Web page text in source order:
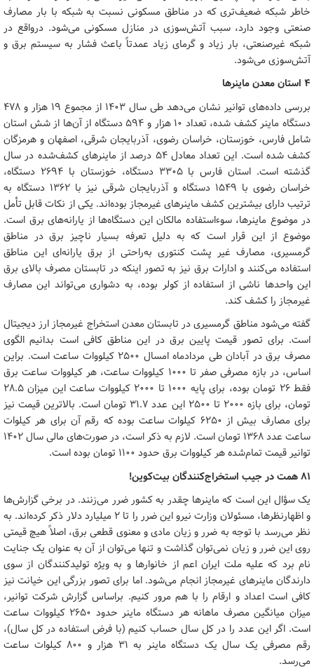
خاطر شبکه ضعیف‌تری که در مناطق مسکونی نسبت به شبکه با بار مصارف
صنعتی وجود دارد، سبب آتش‌سوزی در منازل مسکونی می‌شود. درواقع در
شبکه غیرصنعتی، بار زیاد و گرمای زیاد عمدتاً باعث فشار به سیستم برق و
آتش‌سوزی می‌شود.
۴ استان معدن ماینرها
بررسی داده‌های توانیر نشان می‌دهد طی سال ۱۴۰۳ از مجموع ۱۹ هزار و ۴۷۸
دستگاه ماینر کشف شده، تعداد ۱۰ هزار و ۵۹۴ دستگاه از آن‌ها از شش استان
شامل فارس، خوزستان، خراسان رضوی، آذربایجان شرقی، اصفهان و هرمزگان
کشف شده است. این تعداد معادل ۵۴ درصد از ماینرهای کشف‌شده در سال
گذشته است. استان فارس با ۳۳۰۵ دستگاه، خوزستان با ۲۶۹۴ دستگاه،
خراسان رضوی با ۱۵۴۹ دستگاه و آذربایجان شرقی نیز با ۱۳۶۲ دستگاه به
ترتیب دارای بیشترین کشف ماینرهای غیرمجاز بوده‌اند. یکی از نکات قابل تأمل
در موضوع ماینرها، سوءاستفاده مالکان این دستگاه‌ها از یارانه‌های برق است.
موضوع از این قرار است که به دلیل تعرفه بسیار ناچیز برق در مناطق
گرمسیری، مصارف غیر پشت کنتوری به‌راحتی از برق یارانه‌ای این مناطق
استفاده می‌کنند و ادارات برق نیز به تصور اینکه در تابستان مصرف بالای برق
این واحدها ناشی از استفاده از کولر بوده، به دشواری می‌تواند این مصارف
غیرمجاز را کشف کند.
گفته می‌شود مناطق گرمسیری در تابستان معدن استخراج غیرمجاز ارز دیجیتال
است. برای تصور قیمت پایین برق در این مناطق کافی است بدانیم الگوی
مصرف برق در آبادان طی مردادماه امسال ۲۵۰۰ کیلووات ساعت است. براین
اساس، در بازه مصرفی صفر تا ۱۰۰۰ کیلووات ساعت، هر کیلووات ساعت برق
فقط ۲۶ تومان بوده، برای پایه ۱۰۰۰ تا ۲۰۰۰ کیلووات ساعت این میزان ۲۸.۵
تومان، برای بازه ۲۰۰۰ تا ۲۵۰۰ این عدد ۳۱.۷ تومان است. بالاترین قیمت نیز
برای مصارف بیش از ۶۲۵۰ کیلوات ساعت بوده که رقم آن برای هر کیلوات
ساعت عدد ۱۳۶۸ تومان است. لازم به ذکر است، در صورت‌های مالی سال ۱۴۰۲
توانیر قیمت تمام‌شده هر کیلووات برق حدود ۱۱۰۰ تومان بوده است.
۸۱ همت در جیب استخراج‌کنندگان بیت‌کوین!
یک سؤال این است که ماینرها چقدر به کشور ضرر می‌زنند. در برخی گزارش‌ها
و اظهارنظرها، مسئولان وزارت نیرو این ضرر را تا ۲ میلیارد دلار ذکر کرده‌اند. به
نظر می‌رسد با توجه به ضرر و زیان مادی و معنوی قطعی برق، اصلاً هیچ قیمتی
روی این ضرر و زیان نمی‌توان گذاشت و تنها می‌توان از آن به عنوان یک جنایت
نام برد که علیه ملت ایران اعم از خانوارها و به ویژه تولیدکنندگان از سوی
دارندگان ماینرهای غیرمجاز انجام می‌شود. اما برای تصور بزرگی این خیانت نیز
کافی است اعداد و ارقام را با هم مرور کنیم. براساس گزارش شرکت توانیر،
میزان میانگین مصرف ماهانه هر دستگاه ماینر حدود ۲۶۵۰ کیلووات ساعت
است. اگر این عدد را در کل سال حساب کنیم (با فرض استفاده در کل سال)،
رقم مصرفی یک سال یک دستگاه ماینر به ۳۱ هزار و ۸۰۰ کیلوات ساعت
می‌رسد.